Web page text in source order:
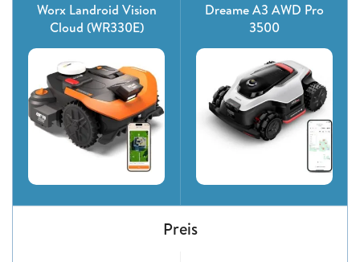
Worx Landroid Vision
Cloud (WR330E)
Dreame A3 AWD Pro
3500
Preis